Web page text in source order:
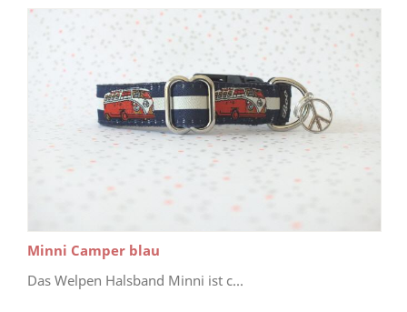
Minni Camper blau
Das Welpen Halsband Minni ist c...